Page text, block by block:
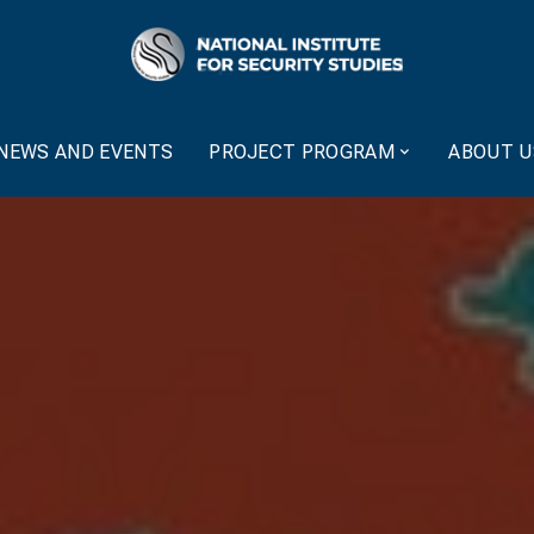
AND EVENTS PROJECT PROGRAM ABOUT